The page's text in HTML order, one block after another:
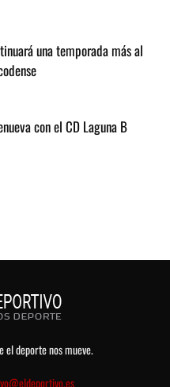
una temporada más al
con el CD Laguna B
el deporte nos mueve.